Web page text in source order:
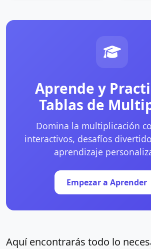
Aprende y
Tablas de
Domina la multiplicación
interactivos, desafíos
aprendizaje
Empezar a Aprender
Aquí encontrarás todo lo